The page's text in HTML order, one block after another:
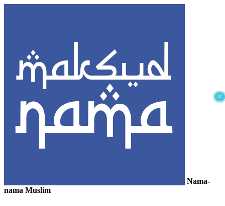
×
Nama-
nama Muslim